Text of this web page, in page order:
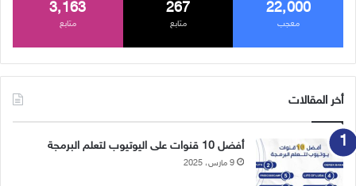
22٬000
معجب
267
متابع
3٬163
متابع
أخر المقالات
أفضل 10 قنوات على اليوتيوب لتعلم البرمجة
9 مارس، 2025